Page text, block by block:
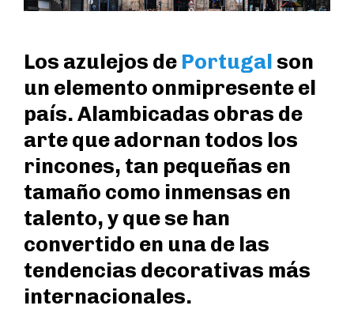
Los azulejos de Portugal son
un elemento onmipresente el
país. Alambicadas obras de
arte que adornan todos los
rincones, tan pequeñas en
tamaño como inmensas en
talento, y que se han
convertido en una de las
tendencias decorativas más
internacionales.